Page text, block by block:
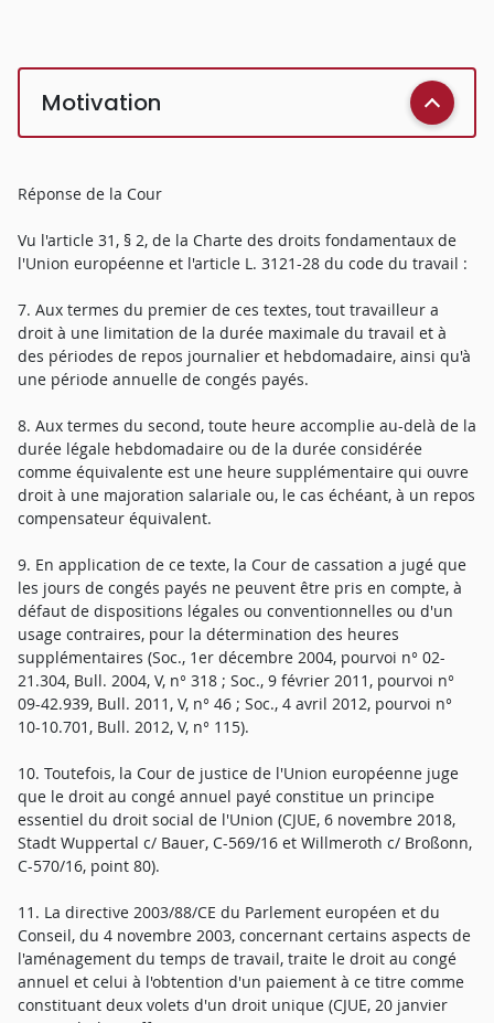
Motivation
Réponse de la Cour
Vu l'article 31, § 2, de la Charte des droits fondamentaux de
l'Union européenne et l'article L. 3121-28 du code du travail :
7. Aux termes du premier de ces textes, tout travailleur a
droit à une limitation de la durée maximale du travail et à
des périodes de repos journalier et hebdomadaire, ainsi qu'à
une période annuelle de congés payés.
8. Aux termes du second, toute heure accomplie au-delà de la
durée légale hebdomadaire ou de la durée considérée
comme équivalente est une heure supplémentaire qui ouvre
droit à une majoration salariale ou, le cas échéant, à un repos
compensateur équivalent.
9. En application de ce texte, la Cour de cassation a jugé que
les jours de congés payés ne peuvent être pris en compte, à
défaut de dispositions légales ou conventionnelles ou d'un
usage contraires, pour la détermination des heures
supplémentaires (Soc., 1er décembre 2004, pourvoi n° 02-
21.304, Bull. 2004, V, n° 318 ; Soc., 9 février 2011, pourvoi n°
09-42.939, Bull. 2011, V, n° 46 ; Soc., 4 avril 2012, pourvoi n°
10-10.701, Bull. 2012, V, n° 115).
10. Toutefois, la Cour de justice de l'Union européenne juge
que le droit au congé annuel payé constitue un principe
essentiel du droit social de l'Union (CJUE, 6 novembre 2018,
Stadt Wuppertal c/ Bauer, C-569/16 et Willmeroth c/ Broßonn,
C-570/16, point 80).
11. La directive 2003/88/CE du Parlement européen et du
Conseil, du 4 novembre 2003, concernant certains aspects de
l'aménagement du temps de travail, traite le droit au congé
annuel et celui à l'obtention d'un paiement à ce titre comme
constituant deux volets d'un droit unique (CJUE, 20 janvier